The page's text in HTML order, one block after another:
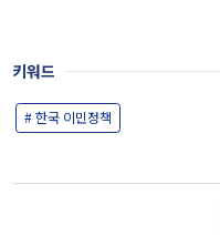
키워드
# 한국 이민정책